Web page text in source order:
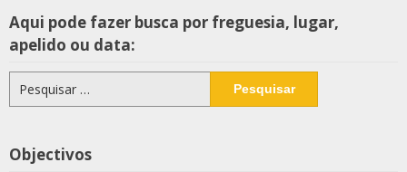
Aqui pode fazer busca por freguesia, lugar,
apelido ou data:
por:
Objectivos